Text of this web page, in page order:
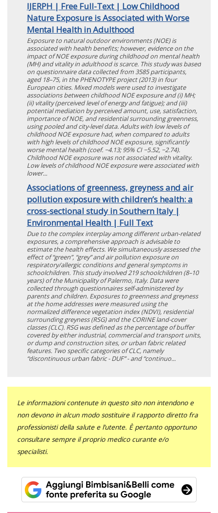
IJERPH | Free Full-Text | Low Childhood
Nature Exposure is Associated with Worse
Mental Health in Adulthood
Exposure to natural outdoor environments (NOE) is
associated with health benefits; however, evidence on the
impact of NOE exposure during childhood on mental health
(MH) and vitality in adulthood is scarce. This study was based
on questionnaire data collected from 3585 participants,
aged 18–75, in the PHENOTYPE project (2013) in four
European cities. Mixed models were used to investigate
associations between childhood NOE exposure and (i) MH;
(ii) vitality (perceived level of energy and fatigue); and (iii)
potential mediation by perceived amount, use, satisfaction,
importance of NOE, and residential surrounding greenness,
using pooled and city-level data. Adults with low levels of
childhood NOE exposure had, when compared to adults
with high levels of childhood NOE exposure, significantly
worse mental health (coef. −4.13; 95% CI −5.52, −2.74).
Childhood NOE exposure was not associated with vitality.
Low levels of childhood NOE exposure were associated with
lower...
Associations of greenness, greyness and air
pollution exposure with children’s health: a
cross-sectional study in Southern Italy |
Environmental Health | Full Text
Due to the complex interplay among different urban-related
exposures, a comprehensive approach is advisable to
estimate the health effects. We simultaneously assessed the
effect of “green”, “grey” and air pollution exposure on
respiratory/allergic conditions and general symptoms in
schoolchildren. This study involved 219 schoolchildren (8–10
years) of the Municipality of Palermo, Italy. Data were
collected through questionnaires self-administered by
parents and children. Exposures to greenness and greyness
at the home addresses were measured using the
normalized difference vegetation index (NDVI), residential
surrounding greyness (RSG) and the CORINE land-cover
classes (CLC). RSG was defined as the percentage of buffer
covered by either industrial, commercial and transport units,
or dump and construction sites, or urban fabric related
features. Two specific categories of CLC, namely
“discontinuous urban fabric - DUF” - and “continuo...
Le informazioni contenute in questo sito non intendono e
non devono in alcun modo sostituire il rapporto diretto fra
professionisti della salute e l’utente. È pertanto opportuno
consultare sempre il proprio medico curante e/o
specialisti.